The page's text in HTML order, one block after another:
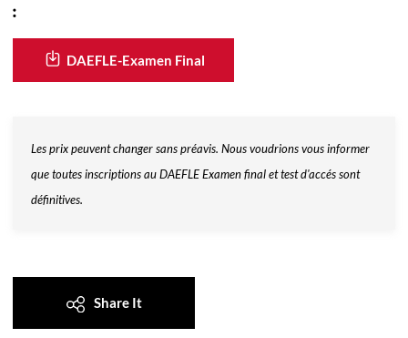
:
DAEFLE-Examen Final
DAEFLE-Examen Final
Les prix peuvent changer sans préavis. Nous voudrions vous informer
que toutes inscriptions au DAEFLE Examen final et test d'accés sont
définitives.
Share It